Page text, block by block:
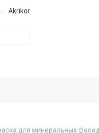
Akrikor
для минеральных